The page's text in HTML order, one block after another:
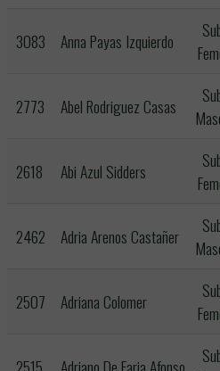
3083 Anna Payas Izquierdo
2773 Abel Rodriguez Casas
2618 Abi Azul Sidders
2462 Adria Arenos Castañer
2507 Adriana Colomer